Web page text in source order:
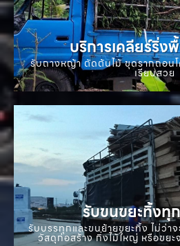
บริการเคลียร์ริ่ง
รับถางหญ้า ตัดต้นไม้ ขุดรากถอน
เรียบสวย
รับขนขยะทิ้งทุ
รับบรรทุกและขนย้ายขยะทิ้ง ไม่ว่า
วัสดุก่อสร้าง กิ่งไม้ใหญ่ หรือขยะ